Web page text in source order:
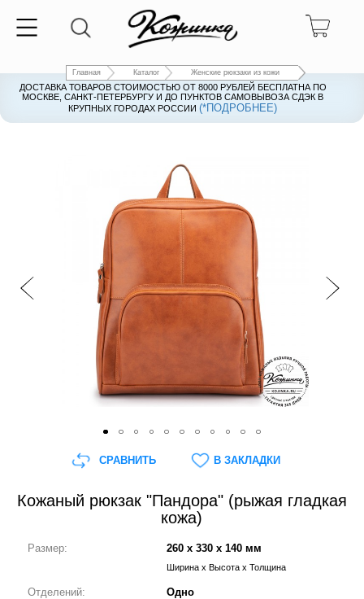
Главная Каталог Женские рюкзаки из кожи
ДОСТАВКА ТОВАРОВ СТОИМОСТЬЮ ОТ 8000 РУБЛЕЙ БЕСПЛАТНА ПО
МОСКВЕ, САНКТ-ПЕТЕРБУРГУ И ДО ПУНКТОВ САМОВЫВОЗА СДЭК В
КРУПНЫХ ГОРОДАХ РОССИИ(*ПОДРОБНЕЕ)
ДОСТАВКА ТОВАРОВ СТОИМОСТЬЮ ОТ 8000 РУБЛЕЙ БЕСПЛАТНА ПО
МОСКВЕ, САНКТ-ПЕТЕРБУРГУ И ДО ПУНКТОВ САМОВЫВОЗА СДЭК В
КРУПНЫХ ГОРОДАХ РОССИИ(*ПОДРОБНЕЕ)
Кожаный рюкзак "Пандора" (рыжая гладкая
кожа)
Размер: 260 x 330 x 140 мм
Ширина x Высота x Толщина
Отделений: Одно
СРАВНИТЬ В ЗАКЛАДКИ